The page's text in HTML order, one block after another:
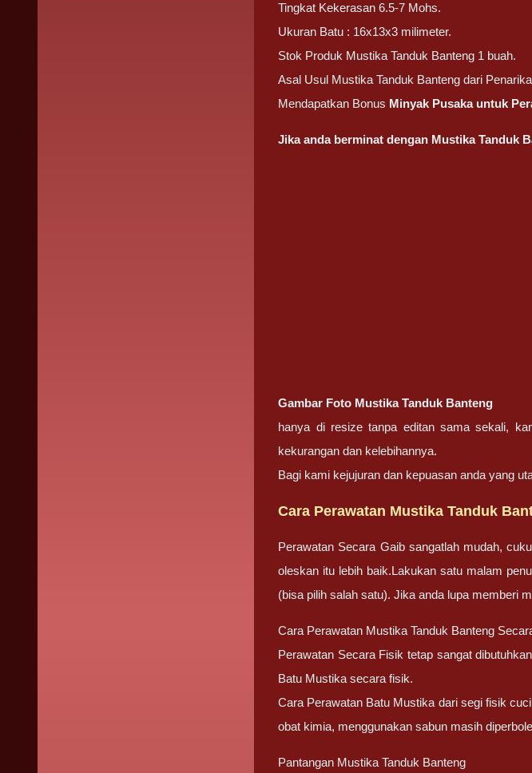
Tingkat Kekerasan 6.5-7 Mohs.
Ukuran Batu : 16x13x3 milimeter.
Stok Produk Mustika Tanduk Banteng 1 buah.
Asal Usul Mustika Tanduk Banteng dari
Mendapatkan Bonus Minyak Pusaka untuk
Jika anda berminat dengan Mustika Tanduk
Gambar Foto Mustika Tanduk Banteng
hanya di resize tanpa editan sama sekali,
kekurangan dan kelebihannya.
Bagi kami kejujuran dan kepuasan anda yang
Cara Perawatan Mustika Tanduk
Perawatan Secara Gaib sangatlah mudah,
oleskan itu lebih baik.Lakukan satu malam
(bisa pilih salah satu). Jika anda lupa memberi
Cara Perawatan Mustika Tanduk Banteng
Perawatan Secara Fisik tetap sangat
Batu Mustika secara fisik.
Cara Perawatan Batu Mustika dari segi fisik
obat kimia, menggunakan sabun masih
Pantangan Mustika Tanduk Banteng